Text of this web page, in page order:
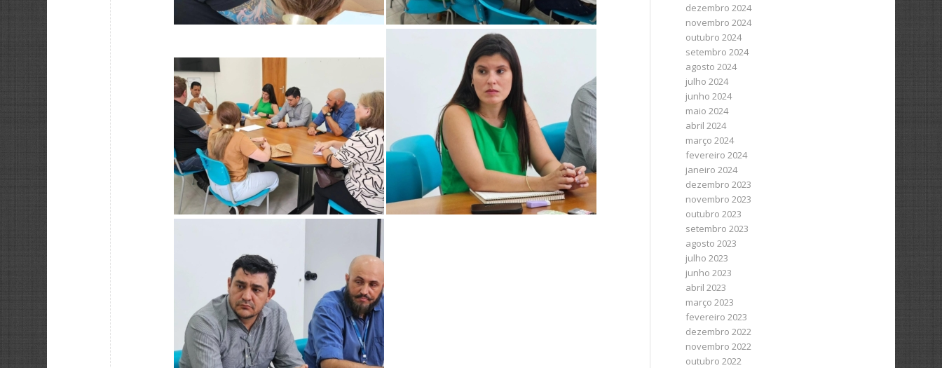
dezembro 2024
novembro 2024
outubro 2024
setembro 2024
agosto 2024
julho 2024
junho 2024
maio 2024
abril 2024
março 2024
fevereiro 2024
janeiro 2024
dezembro 2023
novembro 2023
outubro 2023
setembro 2023
agosto 2023
julho 2023
junho 2023
abril 2023
março 2023
fevereiro 2023
dezembro 2022
novembro 2022
outubro 2022